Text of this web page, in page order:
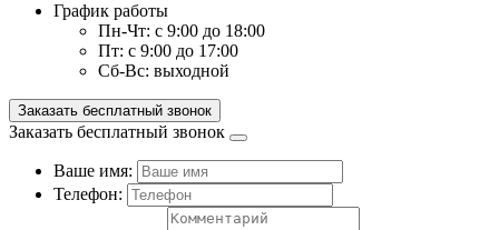
График работы
Пн-Чт: с 9:00 до 18:00
Пт: с 9:00 до 17:00
Сб-Вс: выходной
Заказать бесплатный звонок
Заказать бесплатный звонок
Ваше имя:
Телефон: